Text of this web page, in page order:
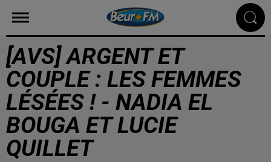
[AVS] ARGENT ET
COUPLE : LES FEMMES
LÉSÉES ! - NADIA EL
BOUGA ET LUCIE
QUILLET